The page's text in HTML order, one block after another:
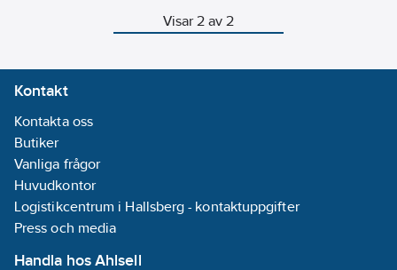
Visar 2 av 2
Kontakt
Kontakta oss
Butiker
Vanliga frågor
Huvudkontor
Logistikcentrum i Hallsberg - kontaktuppgifter
Press och media
Handla hos Ahlsell